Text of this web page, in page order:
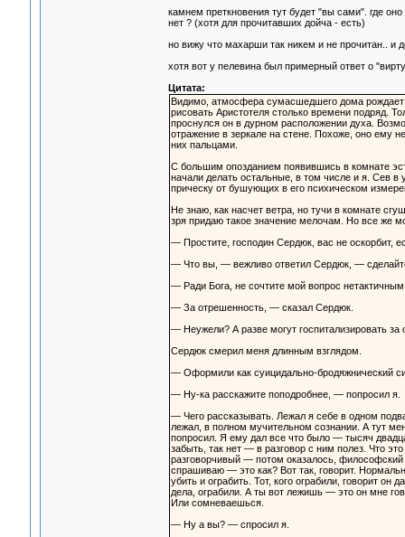
камнем преткновения тут будет "вы сами". где
нет ? (хотя для прочитавших дойча - есть)
но вижу что махарши так никем и не прочитан.. и
хотя вот у пелевина был примерный ответ о
Цитата:
Видимо, атмосфера сумасшедшего дома рождает
рисовать Аристотеля столько времени подряд.
проснулся он в дурном расположении духа.
отражение в зеркале на стене. Похоже, оно ему
них пальцами.
С большим опозданием появившись в комнате
начали делать остальные, в том числе и я. Сев в
прическу от бушующих в его психическом
Не знаю, как насчет ветра, но тучи в комнате
зря придаю такое значение мелочам. Но все же
— Простите, господин Сердюк, вас не оскорбит,
— Что вы, — вежливо ответил Сердюк, —
— Ради Бога, не сочтите мой вопрос
— За отрешенность, — сказал Сердюк.
— Неужели? А разве могут госпитализировать за
Сердюк смерил меня длинным взглядом.
— Оформили как суицидально-бродяжнический
— Ну-ка расскажите поподробнее, — попросил я.
— Чего рассказывать. Лежал я себе в одном
лежал, в полном мучительном сознании. А тут
попросил. Я ему дал все что было — тысяч
забыть, так нет — в разговор с ним полез. Что
разговорчивый — потом оказалось, философский
спрашиваю — это как? Вот так, говорит.
убить и ограбить. Тот, кого ограбили, говорит
дела, ограбили. А ты вот лежишь — это он мне
Или сомневаешься.
— Ну а вы? — спросил я.